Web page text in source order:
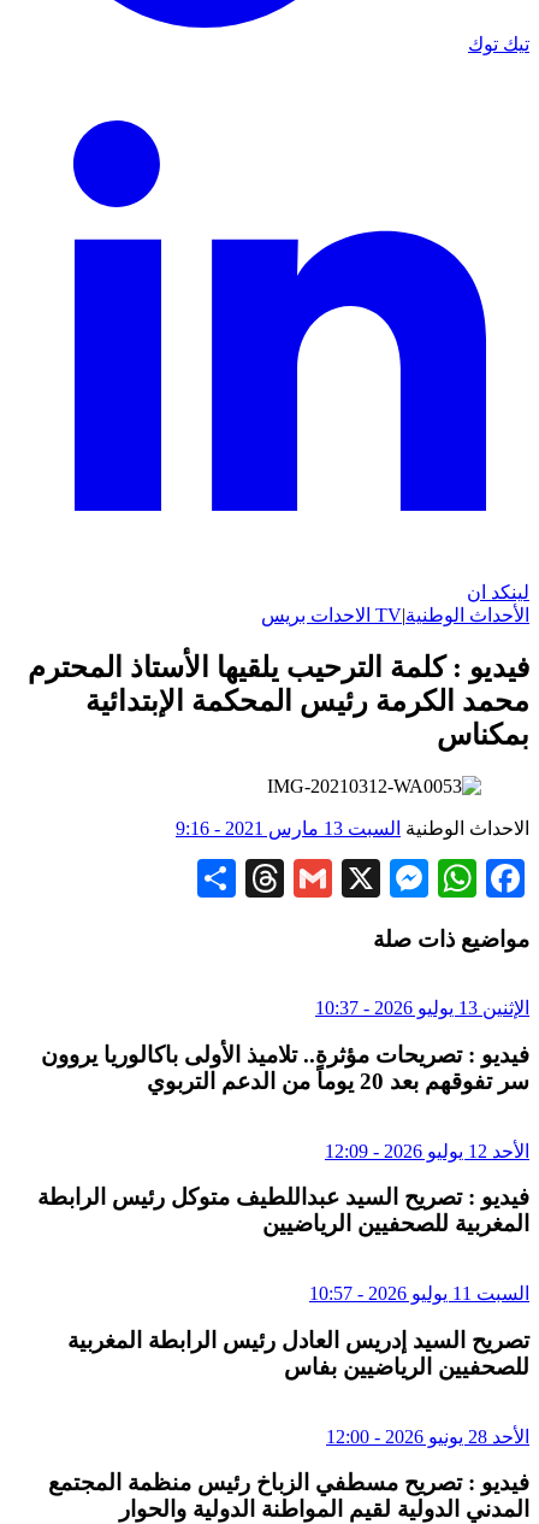
تيك توك
لينكد ان
الأحداث الوطنية|TV الاحدات بريس
فيديو : كلمة الترحيب يلقيها الأستاذ المحترم
محمد الكرمة رئيس المحكمة الإبتدائية
بمكناس
الاحداث الوطنية السبت 13 مارس 2021 - 9:16
Facebook
WhatsApp
Messenger
X
Gmail
Threads
مواضيع ذات صلة
الإثنين 13 يوليو 2026 - 10:37
فيديو : تصريحات مؤثرة.. تلاميذ الأولى باكالوريا يروون
سر تفوقهم بعد 20 يوماً من الدعم التربوي
الأحد 12 يوليو 2026 - 12:09
فيديو : تصريح السيد عبداللطيف متوكل رئيس الرابطة
المغربية للصحفيين الرياضيين
السبت 11 يوليو 2026 - 10:57
تصريح السيد إدريس العادل رئيس الرابطة المغربية
للصحفيين الرياضيين بفاس
الأحد 28 يونيو 2026 - 12:00
فيديو : تصريح مسطفي الزباخ رئيس منظمة المجتمع
المدني الدولية لقيم المواطنة الدولية والحوار